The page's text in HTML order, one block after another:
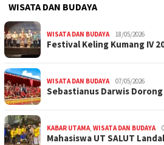
WISATA DAN BUDAYA
WISATA DAN BUDAYA 18/05/2026
Festival Keling Kumang IV
WISATA DAN BUDAYA 07/05/2026
Sebastianus Darwis
KABAR UTAMA, WISATA DAN BUDAYA
Mahasiswa UT SALUT